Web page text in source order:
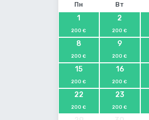
Пн Вт
1
200 €
2
200 €
8
200 €
9
200 €
15
200 €
16
200 €
22
200 €
23
200 €